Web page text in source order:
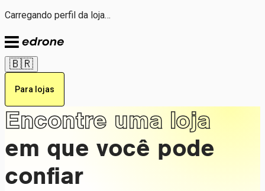
Carregando perfil da loja…
🇧🇷
Para lojas
Encontre uma loja
em que você pode
confiar